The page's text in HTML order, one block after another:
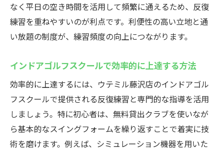
なく平日の空き時間を活用して頻繁に通えるため、反復
練習を重ねやすいのが利点です。利便性の高い立地と通
い放題の制度が、練習頻度の向上につながります。
インドアゴルフスクールで効率的に上達する方法
効率的に上達するには、ウテミル藤沢店のインドアゴル
フスクールで提供される反復練習と専門的な指導を活用
しましょう。特に初心者は、無料貸出クラブを使いなが
ら基本的なスイングフォームを繰り返すことで着実に技
術を磨けます。例えば、シミュレーション機器を用いた